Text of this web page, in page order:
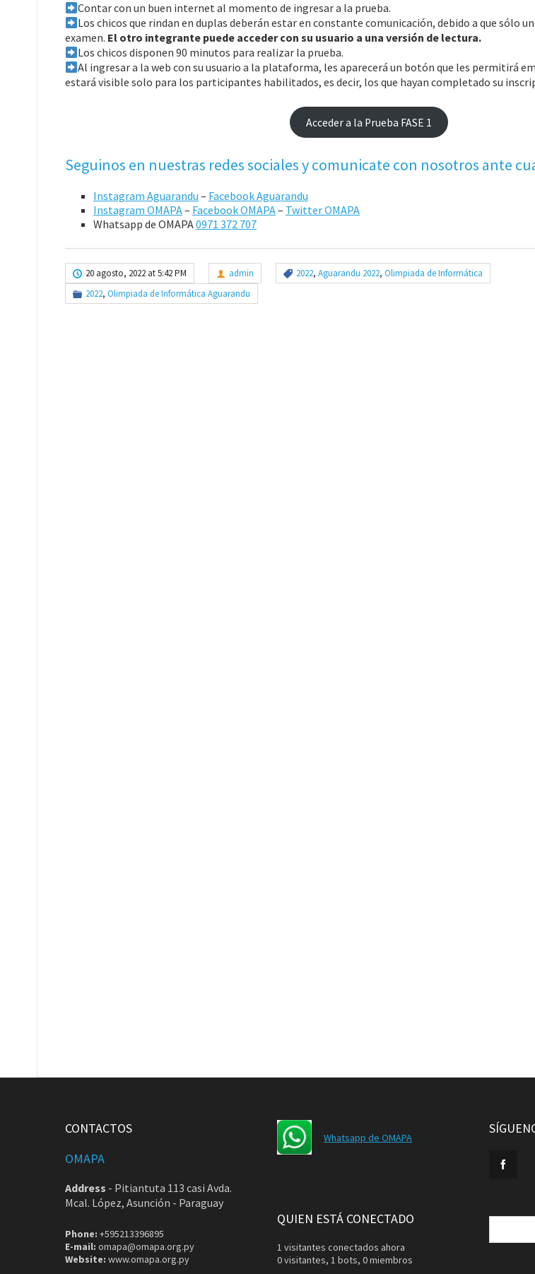
Contar con un buen internet al momento de ingresar a la prueba.
Los chicos que rindan en duplas deberán estar en constante comunicación, debido a que sólo
examen. El otro integrante puede acceder con su usuario a una versión de lectura.
Los chicos disponen 90 minutos para realizar la prueba.
Al ingresar a la web con su usuario a la plataforma, les aparecerá un botón que les permitirá
estará visible solo para los participantes habilitados, es decir, los que hayan completado su
Acceder a la Prueba FASE 1
Seguinos en nuestras redes sociales y comunicate con nosotros ante
Instagram Aguarandu – Facebook Aguarandu
Instagram OMAPA– Facebook OMAPA– Twitter OMAPA
Whatsapp de OMAPA0971 372 707
20 agosto, 2022 at 5:42 PM admin 2022, Aguarandu 2022, Olimpiada de Informática
2022, Olimpiada de Informática Aguarandu
CONTACTOS
OMAPA
Address - Pitiantuta 113 casi Avda.
Mcal. López, Asunción - Paraguay
Phone: +595213396895
E-mail: omapa@omapa.org.py
Website: www.omapa.org.py
Whatsapp de OMAPA
QUIEN ESTÁ CONECTADO
1 visitantes conectados ahora
0 visitantes, 1 bots, 0 miembros
Buscar: